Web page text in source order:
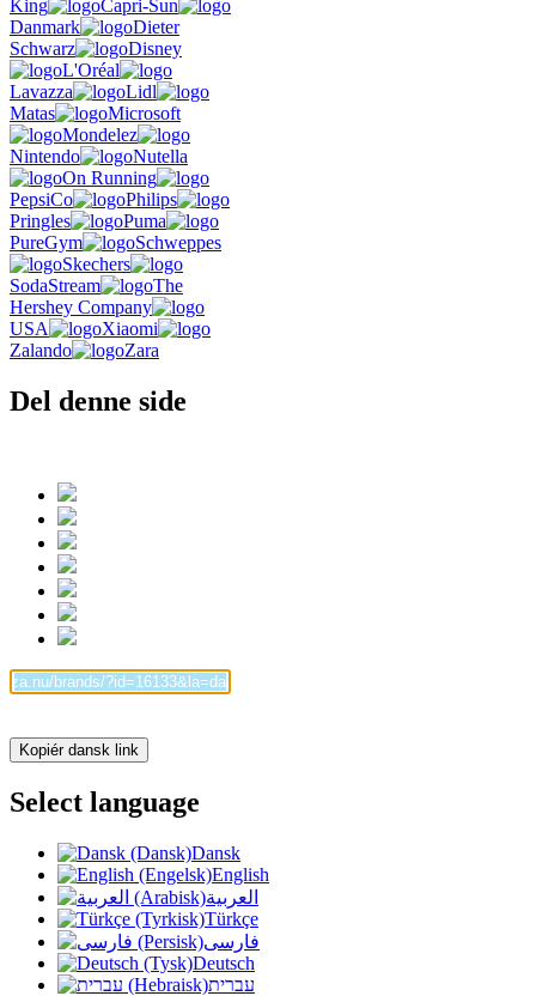
King
Capri-Sun
Danmark
Dieter
Schwarz
Disney
L'Oréal
Lavazza
Lidl
Matas
Microsoft
Mondelez
Nintendo
Nutella
On Running
PepsiCo
Philips
Pringles
Puma
PureGym
Schweppes
Skechers
SodaStream
The
Hershey Company
USA
Xiaomi
Zalando
Zara
Del denne side
Kopiér dansk link
Select language
Dansk
English
العربية
Türkçe
فارسی
Deutsch
עברית